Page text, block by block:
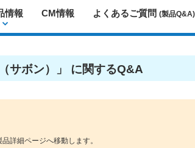
情報 CM情報 よくあるご質問 (製品Q&A)
サボン）」 に関するQ&A
詳細ページへ移動します。